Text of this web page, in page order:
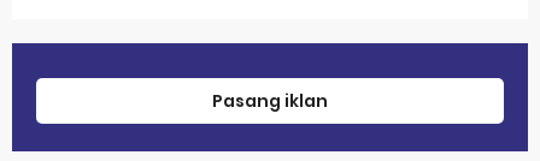
Pasang iklan